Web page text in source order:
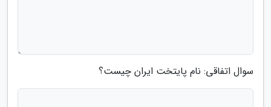
سوال اتفاقی: نام پایتخت ایران چیست؟